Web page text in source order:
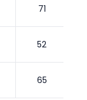
71
52
65